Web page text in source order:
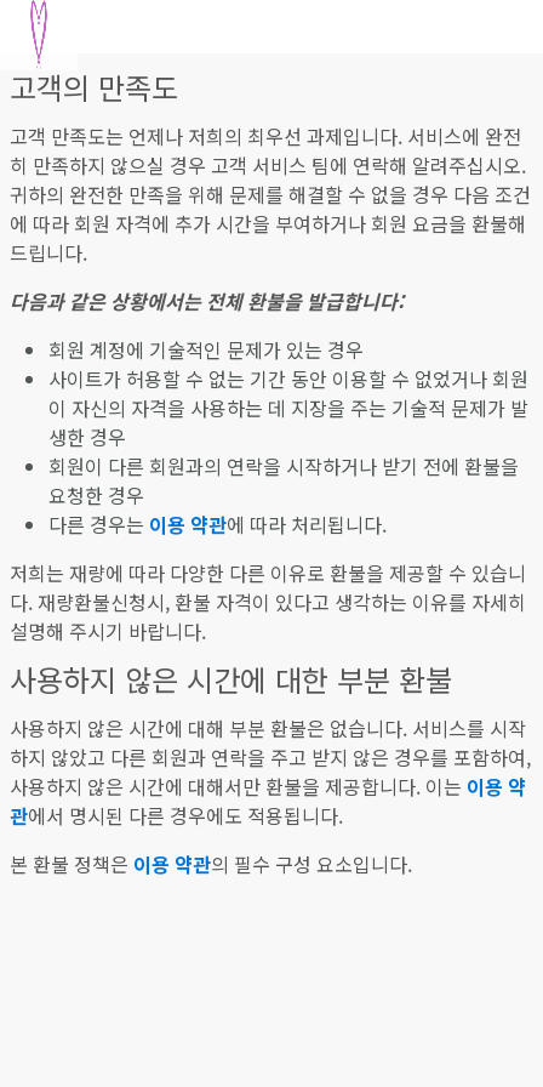
고객의 만족도
고객 만족도는 언제나 저희의 최우선 과제입니다. 서비스에 완전
히 만족하지 않으실 경우 고객 서비스 팀에 연락해 알려주십시오.
귀하의 완전한 만족을 위해 문제를 해결할 수 없을 경우 다음 조건
에 따라 회원 자격에 추가 시간을 부여하거나 회원 요금을 환불해
드립니다.
다음과 같은 상황에서는 전체 환불을 발급합니다:
회원 계정에 기술적인 문제가 있는 경우
사이트가 허용할 수 없는 기간 동안 이용할 수 없었거나 회원
이 자신의 자격을 사용하는 데 지장을 주는 기술적 문제가 발
생한 경우
회원이 다른 회원과의 연락을 시작하거나 받기 전에 환불을
요청한 경우
다른 경우는 이용 약관에 따라 처리됩니다.
저희는 재량에 따라 다양한 다른 이유로 환불을 제공할 수 있습니
다. 재량환불신청시, 환불 자격이 있다고 생각하는 이유를 자세히
설명해 주시기 바랍니다.
사용하지 않은 시간에 대한 부분 환불
사용하지 않은 시간에 대해 부분 환불은 없습니다. 서비스를 시작
하지 않았고 다른 회원과 연락을 주고 받지 않은 경우를 포함하여,
사용하지 않은 시간에 대해서만 환불을 제공합니다. 이는 이용 약
관에서 명시된 다른 경우에도 적용됩니다.
본 환불 정책은 이용 약관의 필수 구성 요소입니다.